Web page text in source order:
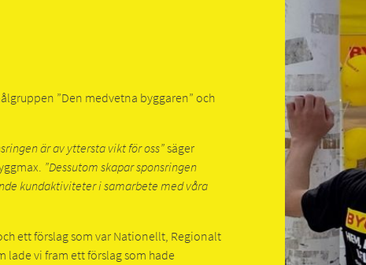
”Den medvetna byggaren” och
är av yttersta vikt för oss”säger
”Dessutom skapar sponsringen
kundaktiviteter i samarbete med våra
ett förslag som var Nationellt, Regionalt
lade vi fram ett förslag som hade